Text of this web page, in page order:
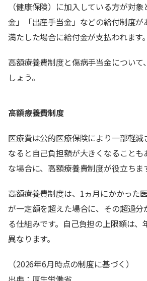
（健康保険）に加入している方が対
金」「出産手当金」などの給付制度が
満たした場合に給付金が支払われます。
高額療養費制度と傷病手当金について
しょう。
高額療養費制度
医療費は公的医療保険により一部軽
なると自己負担額が大きくなることも
な場合に、高額療養費制度が役立ちま
高額療養費制度は、1ヵ月にかかった
が一定額を超えた場合に、その超過
る仕組みです。自己負担の上限額は、
異なります。
（2026年6月時点の制度に基づく）